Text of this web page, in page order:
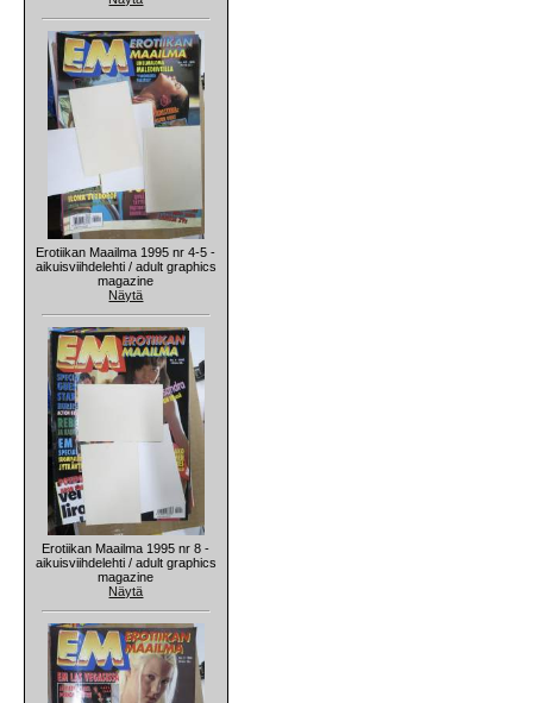
Erotiikan Maailma 1995 nr 4-5 -
aikuisviihdelehti / adult graphics
magazine
Näytä
Erotiikan Maailma 1995 nr 8 -
aikuisviihdelehti / adult graphics
magazine
Näytä